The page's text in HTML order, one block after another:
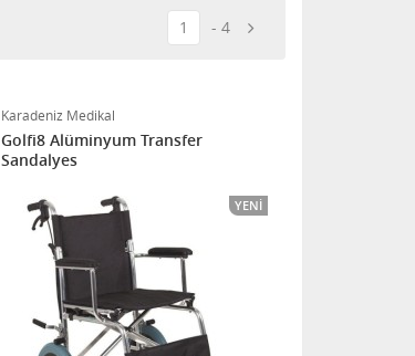
1 4
Karadeniz Medikal
Golfi8 Alüminyum Transfer
Sandalyes
YENI